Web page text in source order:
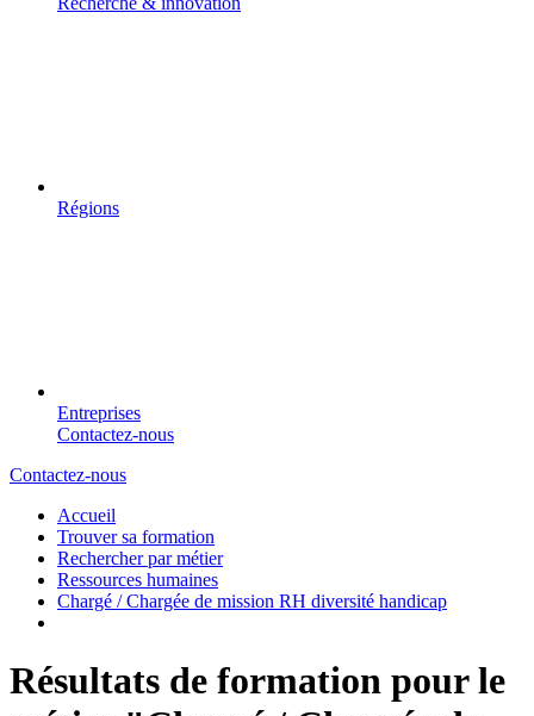
Régions
Entreprises
Contactez-nous
Contactez-nous
Accueil
Trouver sa formation
Rechercher par métier
Ressources humaines
Chargé / Chargée de mission RH diversité handicap
Résultats de formation pour le